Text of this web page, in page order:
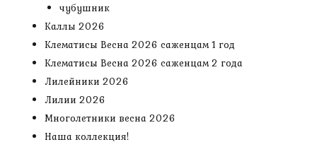
чубушник
Каллы 2026
Клематисы Весна 2026 саженцам 1 год
Клематисы Весна 2026 саженцам 2 года
Лилейники 2026
Лилии 2026
Многолетники весна 2026
Наша коллекция!